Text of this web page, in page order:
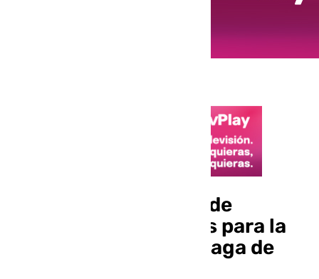
Este es el calendario de
renovación de abonos para la
Semana Santa de Málaga de